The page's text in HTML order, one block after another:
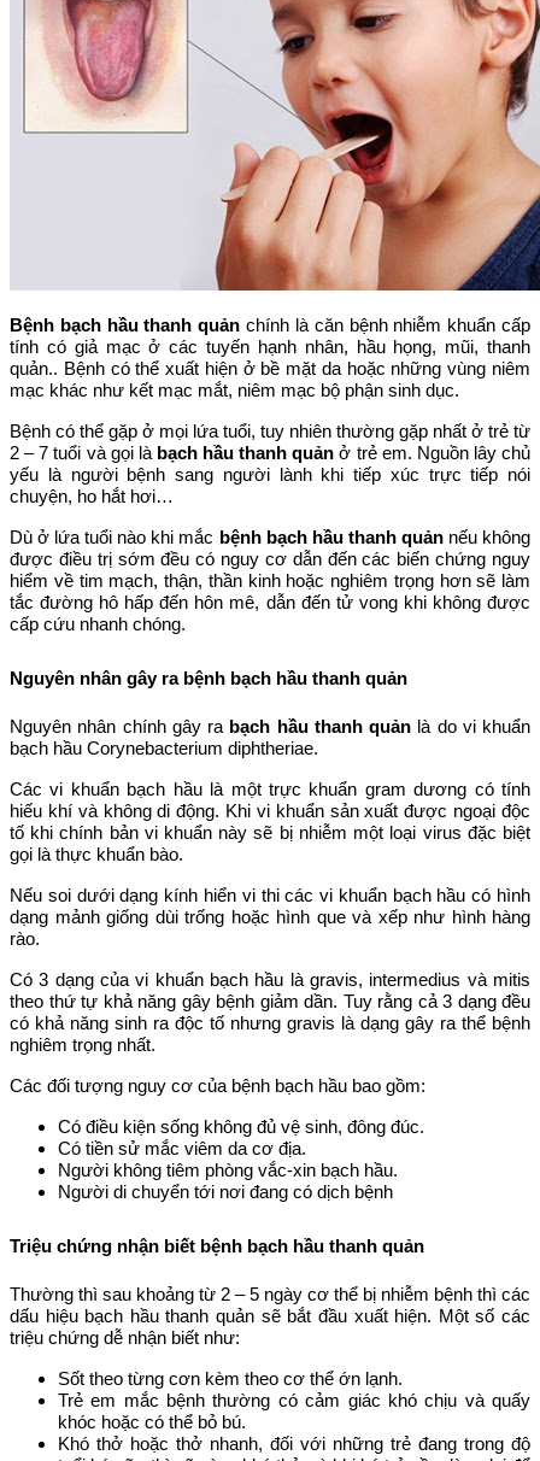
Bệnh bạch hầu thanh quản chính là căn bệnh nhiễm khuẩn cấp
tính có giả mạc ở các tuyến hạnh nhân, hầu họng, mũi, thanh
quản.. Bệnh có thể xuất hiện ở bề mặt da hoặc những vùng niêm
mạc khác như kết mạc mắt, niêm mạc bộ phận sinh dục.
Bệnh có thể gặp ở mọi lứa tuổi, tuy nhiên thường gặp nhất ở trẻ từ
2 – 7 tuổi và gọi là bạch hầu thanh quản ở trẻ em. Nguồn lây chủ
yếu là người bệnh sang người lành khi tiếp xúc trực tiếp nói
chuyện, ho hắt hơi…
Dù ở lứa tuổi nào khi mắc bệnh bạch hầu thanh quảnnếu không
được điều trị sớm đều có nguy cơ dẫn đến các biến chứng nguy
hiểm về tim mạch, thận, thần kinh hoặc nghiêm trọng hơn sẽ làm
tắc đường hô hấp đến hôn mê, dẫn đến tử vong khi không được
cấp cứu nhanh chóng.
Nguyên nhân gây ra bệnh bạch hầu thanh quản
Nguyên nhân chính gây ra bạch hầu thanh quản là do vi khuẩn
bạch hầu Corynebacterium diphtheriae.
Các vi khuẩn bạch hầu là một trực khuẩn gram dương có tính
hiếu khí và không di động. Khi vi khuẩn sản xuất được ngoại độc
tố khi chính bản vi khuẩn này sẽ bị nhiễm một loại virus đặc biệt
gọi là thực khuẩn bào.
Nếu soi dưới dạng kính hiển vi thi các vi khuẩn bạch hầu có hình
dạng mảnh giống dùi trống hoặc hình que và xếp như hình hàng
rào.
Có 3 dạng của vi khuẩn bạch hầu là gravis, intermedius và mitis
theo thứ tự khả năng gây bệnh giảm dần. Tuy rằng cả 3 dạng đều
có khả năng sinh ra độc tố nhưng gravis là dạng gây ra thể bệnh
nghiêm trọng nhất.
Các đối tượng nguy cơ của bệnh bạch hầu bao gồm:
Có điều kiện sống không đủ vệ sinh, đông đúc.
Có tiền sử mắc viêm da cơ địa.
Người không tiêm phòng vắc-xin bạch hầu.
Người di chuyển tới nơi đang có dịch bệnh
Triệu chứng nhận biết bệnh bạch hầu thanh quản
Thường thì sau khoảng từ 2 – 5 ngày cơ thể bị nhiễm bệnh thì các
dấu hiệu bạch hầu thanh quản sẽ bắt đầu xuất hiện. Một số các
triệu chứng dễ nhận biết như:
Sốt theo từng cơn kèm theo cơ thể ớn lạnh.
Trẻ em mắc bệnh thường có cảm giác khó chịu và quấy
khóc hoặc có thể bỏ bú.
Khó thở hoặc thở nhanh, đối với những trẻ đang trong độ